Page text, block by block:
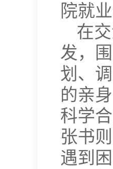
院就
在
发，
划、
的亲
科学
张书
遇到